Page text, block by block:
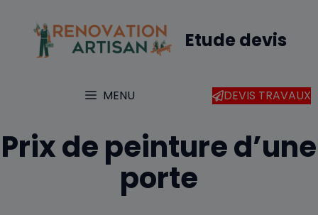
contenu
Etude devis
MENU DEVIS TRAVAUX
Prix de peinture d’une
porte